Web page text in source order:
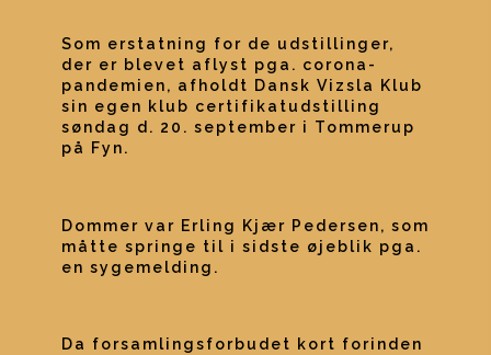
Som erstatning for de udstillinger,
der er blevet aflyst pga. corona-
pandemien, afholdt Dansk Vizsla Klub
sin egen klub certifikatudstilling
søndag d. 20. september i Tommerup
på Fyn.
Dommer var Erling Kjær Pedersen, som
måtte springe til i sidste øjeblik pga.
en sygemelding.
Da forsamlingsforbudet kort forinden